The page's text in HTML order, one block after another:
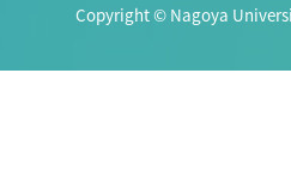
Copyright © Nagoya